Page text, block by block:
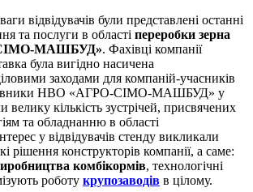
відвідувачів були представлені останні
та послуги в області переробки зерна
МАШБУД». Фахівці компанії
була вигідно насичена
заходами для компаній-учасників
НВО «АГРО-СІМО-МАШБУД» у
велику кількість зустрічей, присвячених
та обладнанню в області
у відвідувачів стенду викликали
рішення конструкторів компанії, а саме:
комбікормів, технологічні
роботу крупозаводів в цілому.